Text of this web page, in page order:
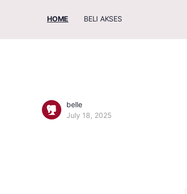
HOME BELI AKSES
belle
July 18, 2025